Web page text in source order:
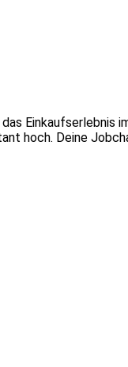
Einkaufserlebnis
hoch. Deine